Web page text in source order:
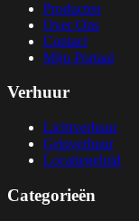
Producten
Over Ons
Contact
Mijn Portaal
Verhuur
Lichtverhuur
Gripverhuur
Locatiegeluid
Categorieën